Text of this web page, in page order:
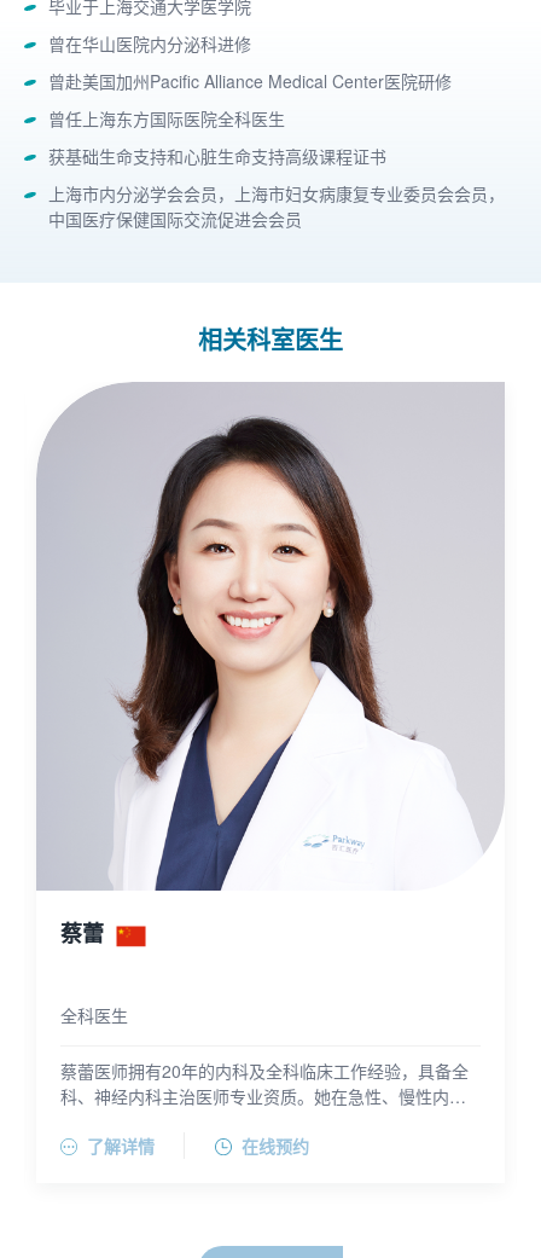
毕业于上海交通大学医学院
曾在华山医院内分泌科进修
曾赴美国加州Pacific Alliance Medical Center医院研修
曾任上海东方国际医院全科医生
获基础生命支持和心脏生命支持高级课程证书
上海市内分泌学会会员，上海市妇女病康复专业委员会会员，
中国医疗保健国际交流促进会会员
相关科室医生
蔡蕾
全科医生
蔡蕾医师拥有20年的内科及全科临床工作经验，具备全
科、神经内科主治医师专业资质。她在急性、慢性内科
慢性疾病管理，如高血压病、高脂血症、糖尿病等。此
宝贵的经验。蔡蕾医师持有预防接种上岗证书，拥有超
了解详情 在线预约